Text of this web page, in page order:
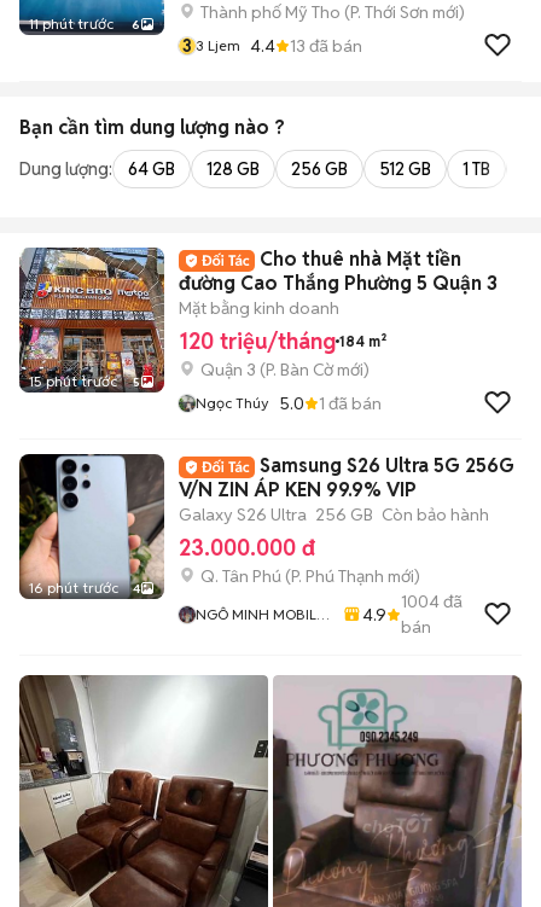
11 phút trước 6
Thành phố Mỹ Tho (P. Thới Sơn mới)
3 3 Ljem 4.4 13 đã bán
Bạn cần tìm dung lượng nào ?
Dung lượng: 64 GB 128 GB 256 GB 512 GB 1 TB
15 phút trước 5
Cho thuê nhà Mặt tiền
đường Cao Thắng Phường 5 Quận 3
Mặt bằng kinh doanh
120 triệu/tháng 184 m²
Quận 3 (P. Bàn Cờmới)
Ngọc Thúy 5.0 1 đã bán
16 phút trước 4
Samsung S26 Ultra 5G 256G
V/N ZIN ÁP KEN 99.9% VIP
Galaxy S26 Ultra 256 GB Còn bảo hành
23.000.000 đ
Q. Tân Phú (P. Phú Thạnh mới)
NGÔ MINH MOBILE
4.9
1004đã
bán